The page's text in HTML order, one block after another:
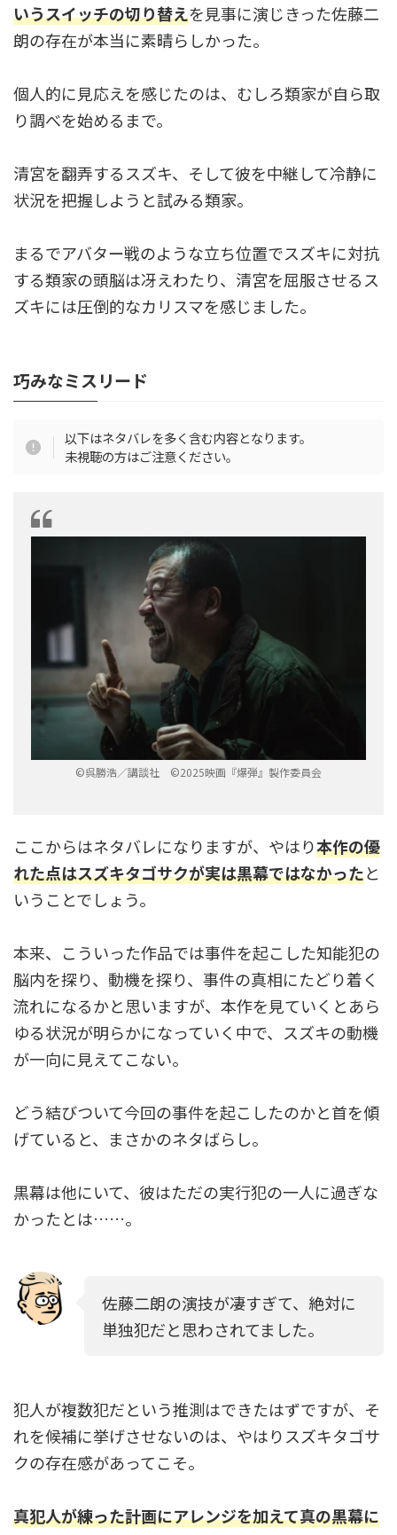
いうスイッチの切り替えを見事に演じきった佐藤二
朗の存在が本当に素晴らしかった。
個人的に見応えを感じたのは、むしろ類家が自ら取
り調べを始めるまで。
清宮を翻弄するスズキ、そして彼を中継して冷静に
状況を把握しようと試みる類家。
まるでアバター戦のような立ち位置でスズキに対抗
する類家の頭脳は冴えわたり、清宮を屈服させるス
ズキには圧倒的なカリスマを感じました。
巧みなミスリード
以下はネタバレを多く含む内容となります。
未視聴の方はご注意ください。
©呉勝浩／講談社 ©2025映画『爆弾』製作委員会
ここからはネタバレになりますが、やはり本作の優
れた点はスズキタゴサクが実は黒幕ではなかったと
いうことでしょう。
本来、こういった作品では事件を起こした知能犯の
脳内を探り、動機を探り、事件の真相にたどり着く
流れになるかと思いますが、本作を見ていくとあら
ゆる状況が明らかになっていく中で、スズキの動機
が一向に見えてこない。
どう結びついて今回の事件を起こしたのかと首を傾
げていると、まさかのネタばらし。
黒幕は他にいて、彼はただの実行犯の一人に過ぎな
かったとは……。
佐藤二朗の演技が凄すぎて、絶対に
単独犯だと思わされてました。
犯人が複数犯だという推測はできたはずですが、そ
れを候補に挙げさせないのは、やはりスズキタゴサ
クの存在感があってこそ。
真犯人が練った計画にアレンジを加えて真の黒幕に